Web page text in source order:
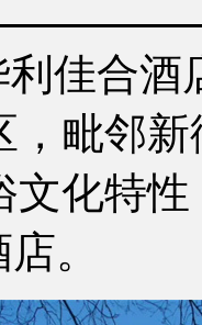
利佳合酒
，毗邻
文化特
。